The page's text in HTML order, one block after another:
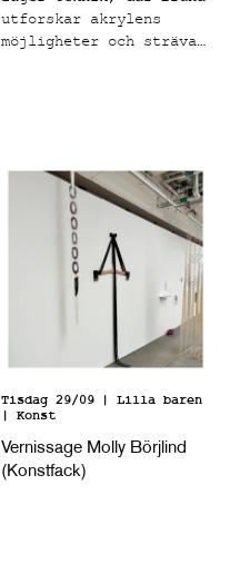
utforskar akrylens
möjligheter och strävar
kornighet. Efter att
grunden är satt
appliceras de
kroppsliga formerna som
för tankarna till
klassiskt måleri och
teckning, men i
kontrast mot den här
grova ytan. Paola har
fördjupat sig i
färglära och nyanser
som ska påminna om
oljemåleri, men helt
utfört i akryl,
effekten blir en
Tisdag 29/09 | Lilla baren
| Konst
Vernissage Molly Börjlind
(Konstfack)